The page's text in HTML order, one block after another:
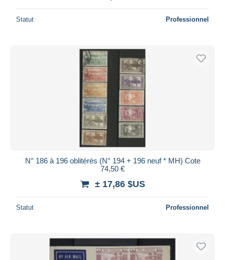
Statut Professionnel
N° 186 à 196 oblitérés (N° 194 + 196 neuf * MH) Cote
74,50 €
± 17,86 $US
Statut Professionnel